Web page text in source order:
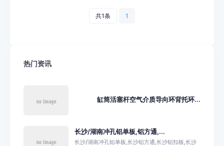
共1条 1
热门资讯
缸筒活塞杆空气介质导向环背托环...
长沙/湖南冲孔铝单板,铝方通,...
长沙/湖南冲孔铝单板,长沙铝方通,长沙铝扣板,长沙